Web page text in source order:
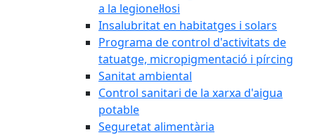
a la legionel·losi
Insalubritat en habitatges i solars
Programa de control d'activitats de
tatuatge, micropigmentació i pírcing
Sanitat ambiental
Control sanitari de la xarxa d'aigua
potable
Seguretat alimentària